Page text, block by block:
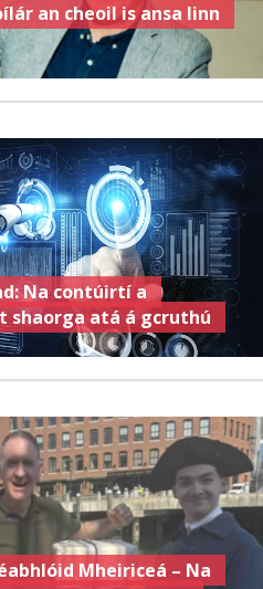
an cheoil is ansa linn
Na contúirtí a
shaorga atá á gcruthú
Mheiriceá – Na